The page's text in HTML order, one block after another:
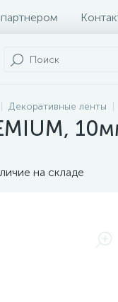
партнером
Декоративные ленты
на складе